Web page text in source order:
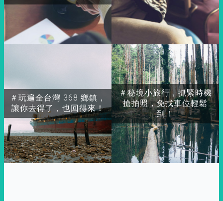
＃玩遍全台灣 368 鄉鎮，
讓你去得了，也回得來！
＃秘境小旅行，抓緊時機
搶拍照，免找車位輕鬆
到！